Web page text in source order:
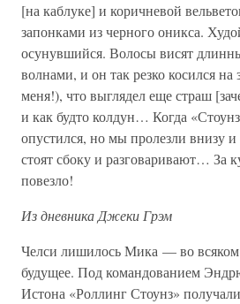
[на каблуке] и коричневой
запонками из черного оникса.
осунувшийся. Волосы висят
волнами, и он так резко косился
меня!), что выглядел еще страш
и как будто колдун… Когда
опустился, но мы пролезли внизу
стоят сбоку и разговаривают… За
повезло!
Из дневника Джеки Грэм
Челси лишилось Мика — во всяком
будущее. Под командованием
Истона «Роллинг Стоунз»